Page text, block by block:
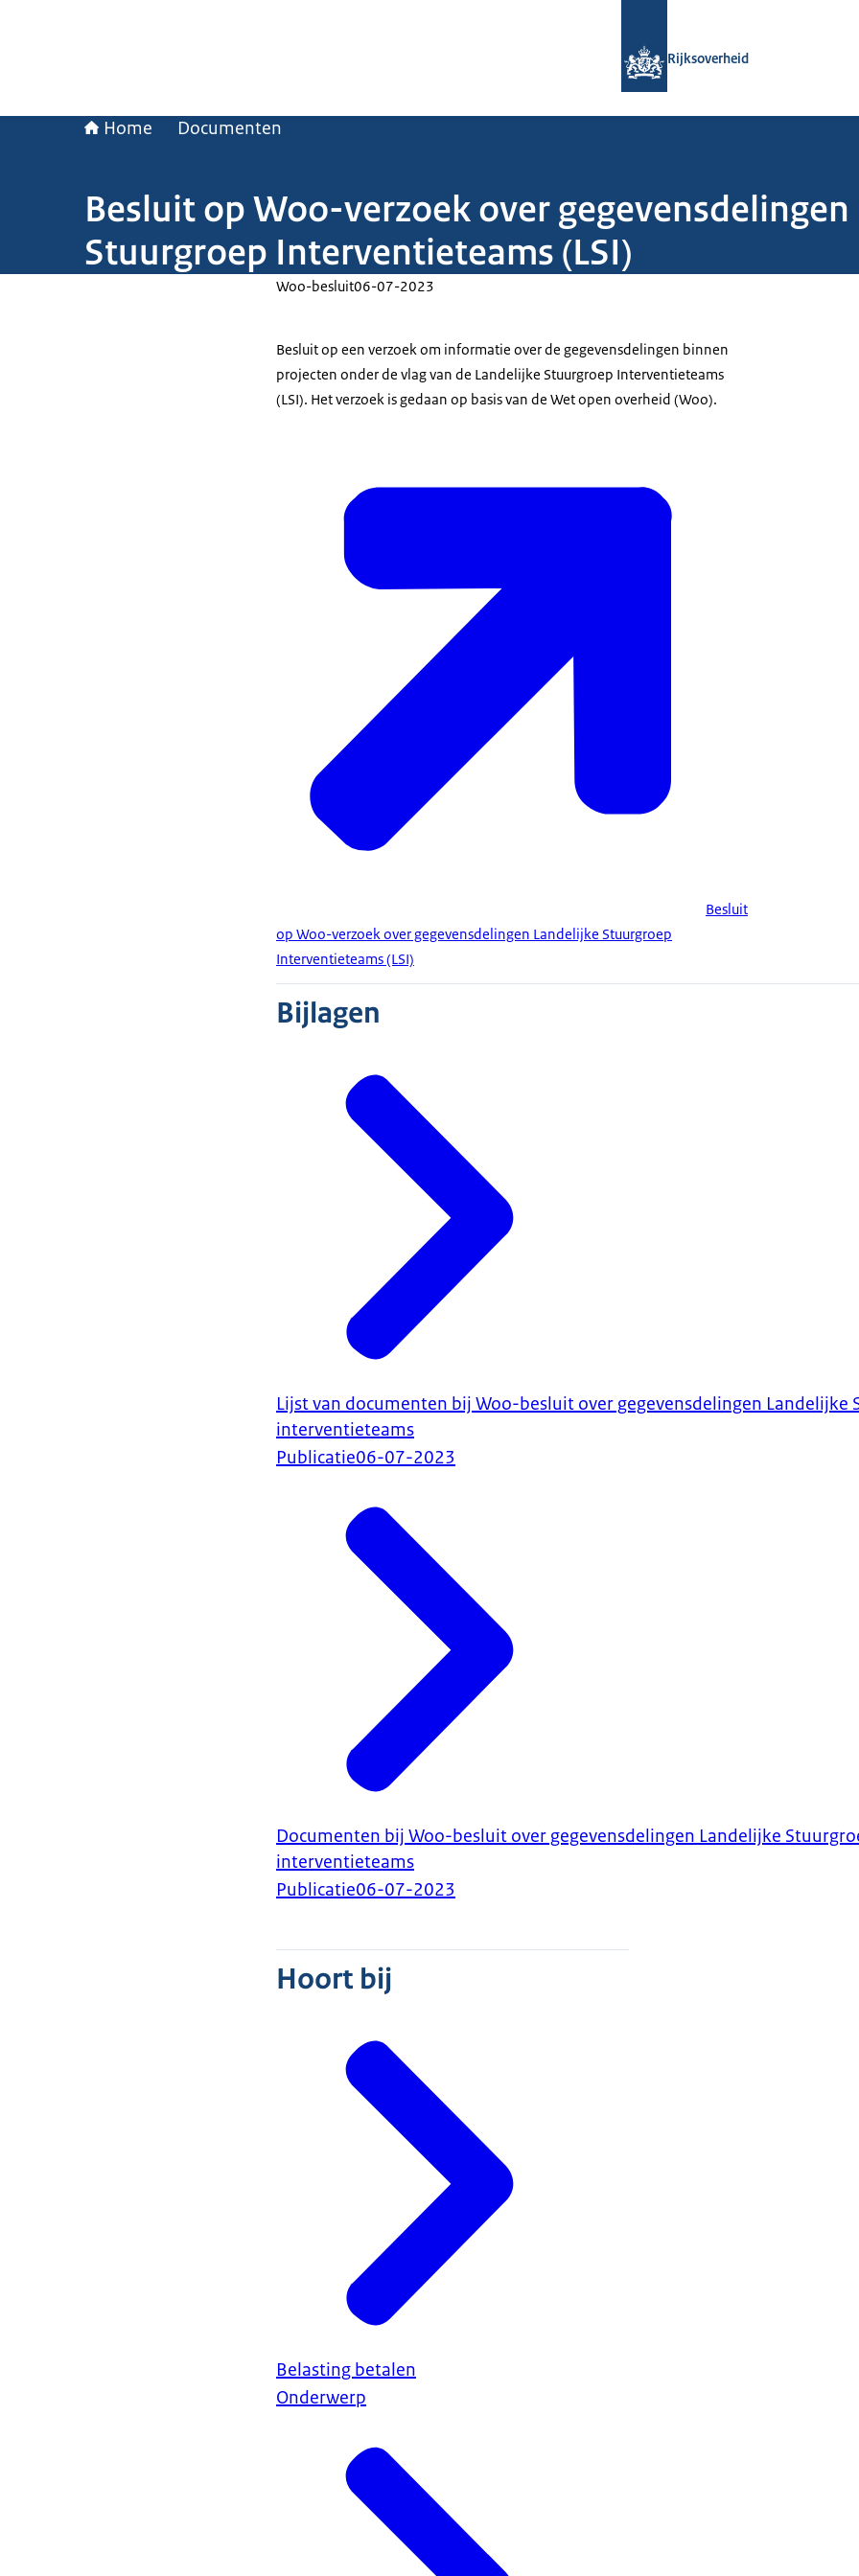
Rijksoverheid
Home Documenten
Besluit op Woo-verzoek over
Stuurgroep Interventieteams (LSI)
Woo-besluit06-07-2023
Besluit op een verzoek om informatie over de gegevensdelingen binnen
projecten onder de vlag van de Landelijke Stuurgroep Interventieteams
(LSI). Het verzoek is gedaan op basis van de Wet open overheid (Woo).
Besluit
op Woo-verzoek over gegevensdelingen Landelijke Stuurgroep
Interventieteams (LSI)
Bijlagen
Lijst van documenten bij Woo-besluit over gegevensdelingen Landelijke
interventieteams
Publicatie06-07-2023
Documenten bij Woo-besluit over gegevensdelingen Landelijke
interventieteams
Publicatie06-07-2023
Hoort bij
Belasting betalen
Onderwerp